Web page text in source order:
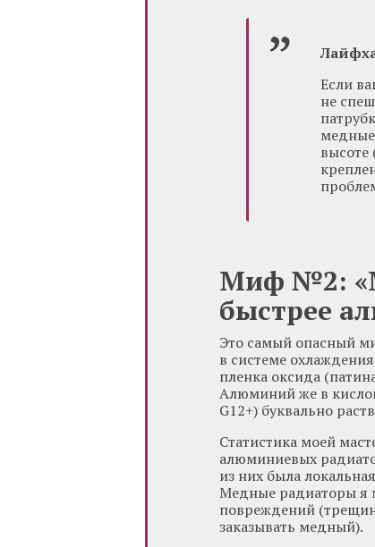
Если
не
высоте
Миф №2:
быстрее
Это самый опасный
в системе
пленка оксида
Алюминий же в
G12+) буквально
Статистика моей
алюминиевых
из них была
Медные радиаторы я
повреждений
заказывать медный).